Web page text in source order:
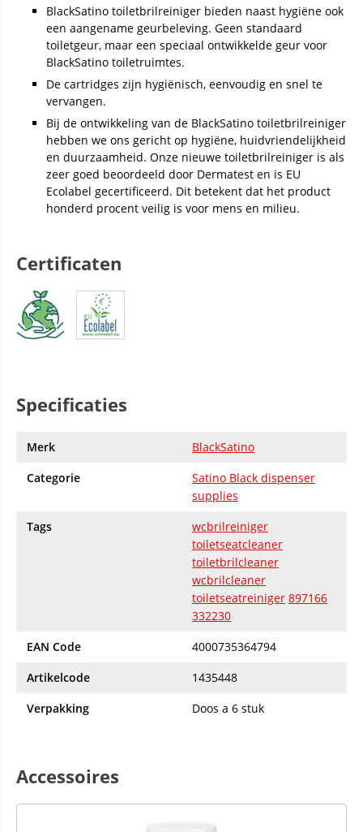
BlackSatino toiletbrilreiniger bieden naast hygiëne ook
een aangename geurbeleving. Geen standaard
toiletgeur, maar een speciaal ontwikkelde geur voor
BlackSatino toiletruimtes.
De cartridges zijn hygiënisch, eenvoudig en snel te
vervangen.
Bij de ontwikkeling van de BlackSatino toiletbrilreiniger
hebben we ons gericht op hygiëne, huidvriendelijkheid
en duurzaamheid. Onze nieuwe toiletbrilreiniger is als
zeer goed beoordeeld door Dermatest en is EU
Ecolabel gecertificeerd. Dit betekent dat het product
honderd procent veilig is voor mens en milieu.
Certificaten
Specificaties
Merk
BlackSatino
Categorie
Satino Black dispenser
supplies
Tags
wcbrilreiniger
toiletseatcleaner
toiletbrilcleaner
wcbrilcleaner
toiletseatreiniger 897166
332230
EAN Code
4000735364794
Artikelcode
1435448
Verpakking
Doos a 6 stuk
Accessoires